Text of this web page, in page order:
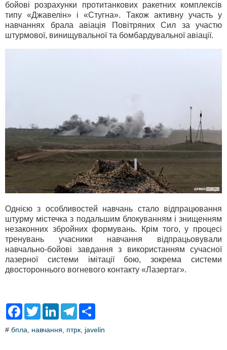
бойові розрахунки протитанкових ракетних комплексів
типу «Джавелін» і «Стугна». Також активну участь у
навчаннях брала авіація Повітряних Сил за участю
штурмової, винищувальної та бомбардувальної авіації.
Однією з особливостей навчань стало відпрацювання
штурму містечка з подальшим блокуванням і знищенням
незаконних збройних формувань. Крім того, у процесі
тренувань учасники навчання відпрацьовували
навчально-бойові завдання з використанням сучасної
лазерної системи імітації бою, зокрема системи
двостороннього вогневого контакту «Лазертаг».
F
e
T
t
L
k
T
e
r
# бпла навчання птрк javelin